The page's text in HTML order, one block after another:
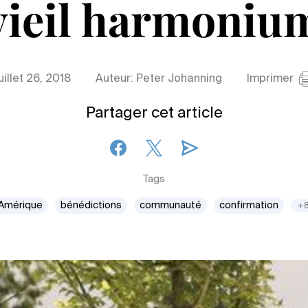
26, 2018 Auteur: Peter Johanning Imprimer
Partager cet article
Tags
bénédictions communauté confirmation